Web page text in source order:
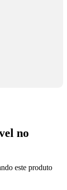
no
este produto